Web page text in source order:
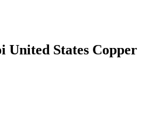
United States Copper